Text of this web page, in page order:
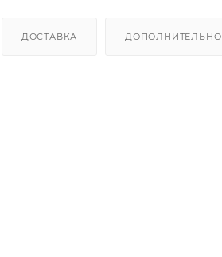
ДОСТАВКА ДОПОЛНИТЕЛЬНО